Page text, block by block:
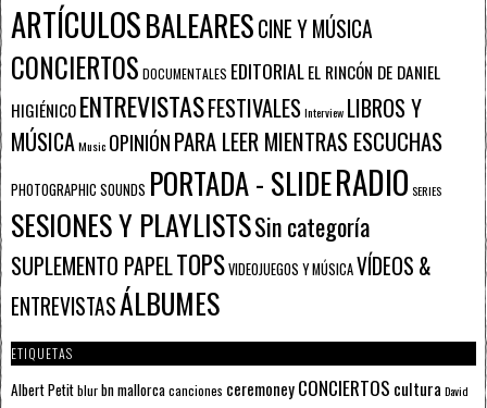
ARTÍCULOSBALEARESCINE Y MÚSICA
CONCIERTOS DOCUMENTALES EDITORIALEL RINCÓN DE DANIEL
HIGIÉNICOENTREVISTASFESTIVALESInterview LIBROS Y
MÚSICAMusic OPINIÓNPARA LEER MIENTRAS ESCUCHAS
PHOTOGRAPHIC SOUNDS PORTADA - SLIDERADIO SERIES
SESIONES Y PLAYLISTSSin categoría
SUPLEMENTO PAPELTOPSVIDEOJUEGOS Y MÚSICAVÍDEOS &
ENTREVISTASÁLBUMES
ETIQUETAS
Albert Petitblurbn mallorcacanciones ceremoneyCONCIERTOS cultura David